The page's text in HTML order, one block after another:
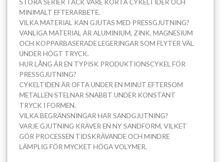
STORA SERIER TACK VARE KORTA CYKELTIDER OCH
MINIMALT EFTERARBETE.
VILKA MATERIAL KAN GJUTAS MED PRESSGJUTNING?
VANLIGA MATERIAL ÄR ALUMINIUM, ZINK, MAGNESIUM
OCH KOPPARBASERADE LEGERINGAR SOM FLYTER VÄL
UNDER HÖGT TRYCK.
HUR LÅNG ÄR EN TYPISK PRODUKTIONSCYKEL FÖR
PRESSGJUTNING?
CYKELTIDEN ÄR OFTA UNDER EN MINUT EFTERSOM
METALLEN STELNAR SNABBT UNDER KONSTANT
TRYCK I FORMEN.
VILKA BEGRÄNSNINGAR HAR SANDGJUTNING?
VARJE GJUTNING KRÄVER EN NY SANDFORM, VILKET
GÖR PROCESSEN TIDSKRÄVANDE OCH MINDRE
LÄMPLIG FÖR MYCKET HÖGA VOLYMER.